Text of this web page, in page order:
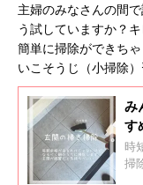
主婦のみなさんの間
う試していますか？
簡単に掃除ができち
いこそうじ（小掃除
み
す
時
掃